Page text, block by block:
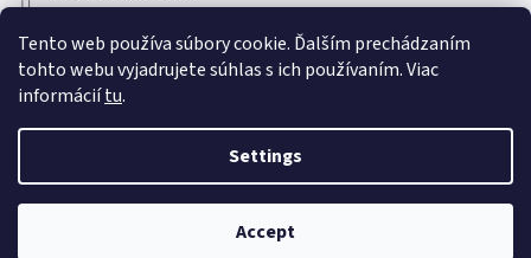
Tento web používa súbory cookie. Ďalším prechádzaním
tohto webu vyjadrujete súhlas s ich používaním. Viac
informáciítu.
Settings
Accept
https://www.facebook.com/hobbymodel.sk
Created by Shoptet
hobbymodel.sk